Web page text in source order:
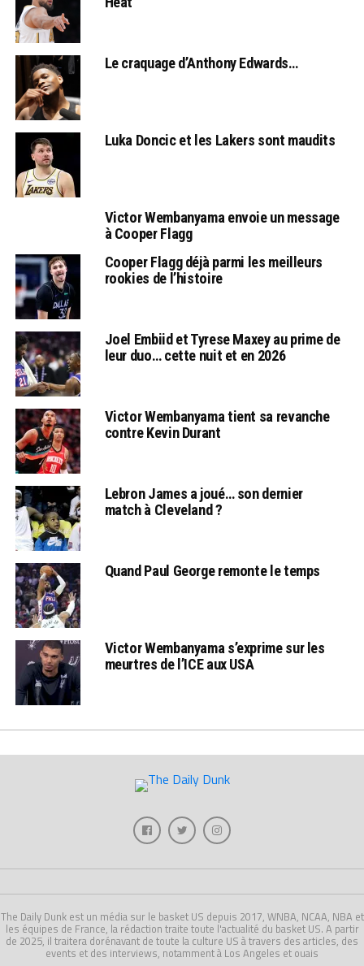
Le craquage d’Anthony Edwards…
Luka Doncic et les Lakers sont maudits
Victor Wembanyama envoie un message
à Cooper Flagg
Cooper Flagg déjà parmi les meilleurs
rookies de l’histoire
Joel Embiid et Tyrese Maxey au prime de
leur duo… cette nuit et en 2026
Victor Wembanyama tient sa revanche
contre Kevin Durant
Lebron James a joué… son dernier
match à Cleveland ?
Quand Paul George remonte le temps
Victor Wembanyama s’exprime sur les
meurtres de l’ICE aux USA
The Daily Dunk est un média sur le basket US depuis 2017, WNBA, NCAA, NBA et
les équipes de France, la rédaction traite toute l'actualité du basket US. A partir
de 2025, il traitera dorénavant de toute la culture US à travers des articles, des
events et des interviews, notamment à Los Angeles et ouais